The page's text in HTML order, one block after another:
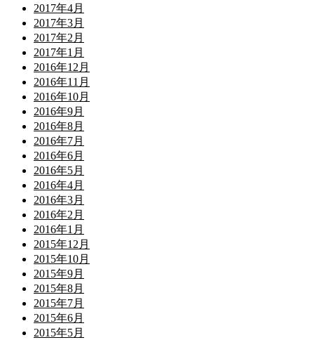
2017年4月
2017年3月
2017年2月
2017年1月
2016年12月
2016年11月
2016年10月
2016年9月
2016年8月
2016年7月
2016年6月
2016年5月
2016年4月
2016年3月
2016年2月
2016年1月
2015年12月
2015年10月
2015年9月
2015年8月
2015年7月
2015年6月
2015年5月